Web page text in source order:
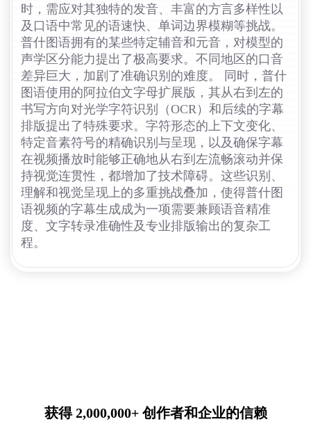
时，需应对其独特的发音、丰富的方言多样性以
及口语中常见的语速快、单词边界模糊等挑战。
普什图语拥有的某些特定辅音和元音，对模型的
声学区分能力提出了极高要求。不同地区的口音
差异巨大，加剧了准确识别的难度。 同时，普什
图语使用的阿拉伯文字母扩展版，其从右到左的
书写方向对光学字符识别（OCR）和后续的字幕
排版提出了特殊要求。字符形态的上下文变化、
特定音素符号的精确识别与呈现，以及确保字幕
在视频播放时能够正确地从右到左流畅滚动并保
持视觉连贯性，都增加了技术障碍。这些识别、
理解和视觉呈现上的多重挑战叠加，使得普什图
语视频的字幕生成成为一项需要兼顾语音精准
度、文字转录准确性及专业排版输出的复杂工
程。
获得 2,000,000+ 创作者和企业的信赖